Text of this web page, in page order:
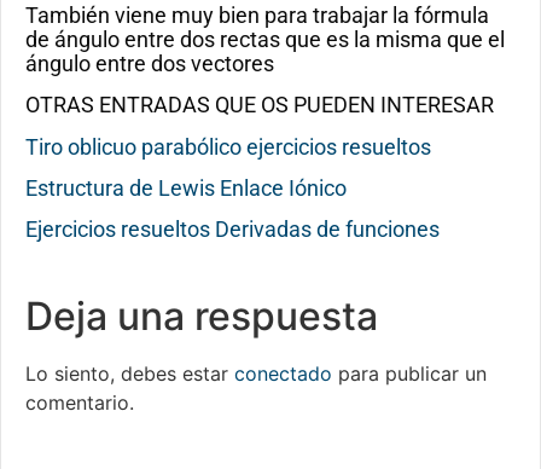
También viene muy bien para trabajar la fórmula
de ángulo entre dos rectas que es la misma que el
ángulo entre dos vectores
OTRAS ENTRADAS QUE OS PUEDEN INTERESAR
Tiro oblicuo parabólico ejercicios resueltos
Estructura de Lewis Enlace Iónico
Ejercicios resueltos Derivadas de funciones
Deja una respuesta
Lo siento, debes estar conectado para publicar un
comentario.